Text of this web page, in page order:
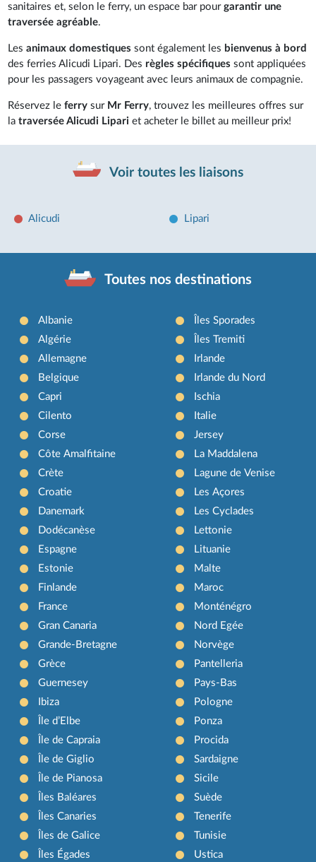
sanitaires et, selon le ferry, un espace bar pourgarantir une
traversée agréable.
Lesanimaux domestiques sont également les bienvenus à bord
des ferries Alicudi Lipari. Des règles spécifiques sont appliquées
pour les passagers voyageant avec leurs animaux de compagnie.
Réservez leferrysur Mr Ferry, trouvez les meilleures offres sur
latraversée Alicudi Lipari et acheter le billet au meilleur prix!
Voir toutes les liaisons
Alicudi Lipari
Toutes nos destinations
Albanie
Algérie
Allemagne
Belgique
Capri
Cilento
Corse
Côte Amalfitaine
Crète
Croatie
Danemark
Dodécanèse
Espagne
Estonie
Finlande
France
Gran Canaria
Grande-Bretagne
Grèce
Guernesey
Ibiza
Île d’Elbe
Île de Capraia
Île de Giglio
Île de Pianosa
Îles Baléares
Îles Canaries
Îles de Galice
Îles Égades
Îles Sporades
Îles Tremiti
Irlande
Irlande du Nord
Ischia
Italie
Jersey
La Maddalena
Lagune de Venise
Les Açores
Les Cyclades
Lettonie
Lituanie
Malte
Maroc
Monténégro
Nord Egée
Norvège
Pantelleria
Pays-Bas
Pologne
Ponza
Procida
Sardaigne
Sicile
Suède
Tenerife
Tunisie
Ustica